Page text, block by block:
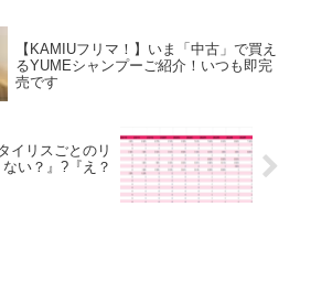
【KAMIUフリマ！】いま「中古」で買え
るYUMEシャンプーご紹介！いつも即完
売です
イリスごとのリ
い？』?『え？